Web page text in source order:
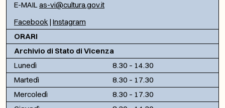
E-MAILas-vi@cultura.gov.it
Facebook | Instagram
ORARI
Archivio di Stato di Vicenza
Lunedì
8.30 – 14.30
Martedì
8.30 – 17.30
Mercoledì
8.30 – 17.30